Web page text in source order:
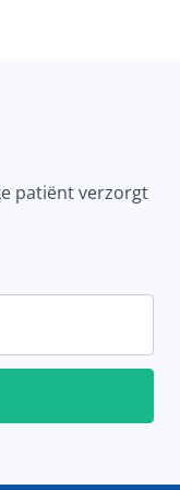
patiënt verzorgt